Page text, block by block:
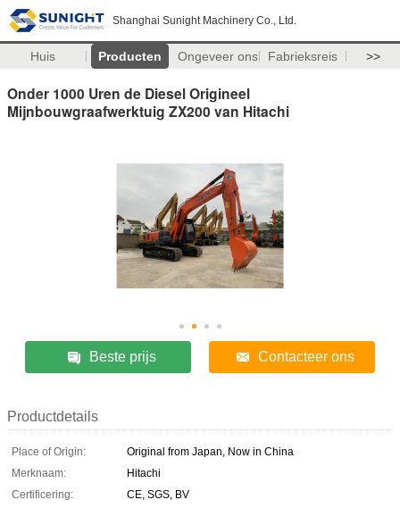
Shanghai Sunight Machinery Co., Ltd.
Huis Producten Ongeveer ons Fabrieksreis >>
Onder 1000 Uren de Diesel Origineel
Mijnbouwgraafwerktuig ZX200 van Hitachi
Beste prijs Contacteer ons
Productdetails
Place of Origin:
Original from Japan, Now in China
Merknaam:
Hitachi
Certificering:
CE, SGS, BV